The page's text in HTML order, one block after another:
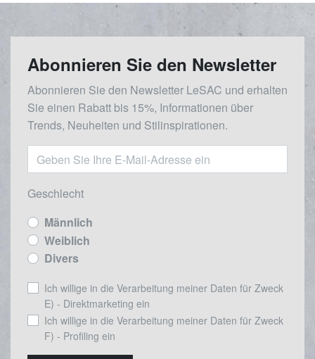
Abonnieren Sie den Newsletter
Abonnieren Sie den Newsletter LeSAC und erhalten
Sie einen Rabatt bis 15%, Informationen über
Trends, Neuheiten und Stilinspirationen.
Geschlecht
Männlich
Weiblich
Divers
Ich willige in die Verarbeitung meiner Daten für Zweck
E) - Direktmarketing ein
Ich willige in die Verarbeitung meiner Daten für Zweck
F) - Profiling ein